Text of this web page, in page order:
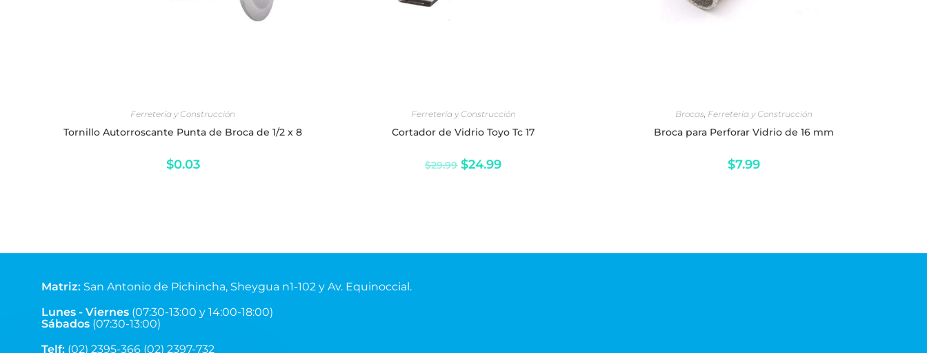
Ferretería y Construcción
Tornillo Autorroscante Punta de Broca de 1/2 x 8
$0.03
Ferretería y Construcción
Cortador de Vidrio Toyo Tc 17
$29.99 $24.99
Brocas,Ferretería y Construcción
Broca para Perforar Vidrio de 16 mm
$7.99
Matriz: San Antonio de Pichincha, Sheygua n1-102 y Av.
Lunes - Viernes(07:30-13:00 y 14:00-18:00)
Sábados
(07:30-13:00)